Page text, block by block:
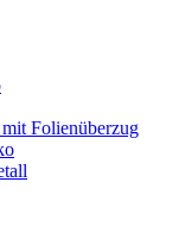
Folienüberzug